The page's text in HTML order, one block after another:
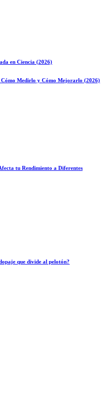
en Ciencia (2026)
Medirlo y Cómo Mejorarlo (2026)
tu Rendimiento a Diferentes
que divide al pelotón?